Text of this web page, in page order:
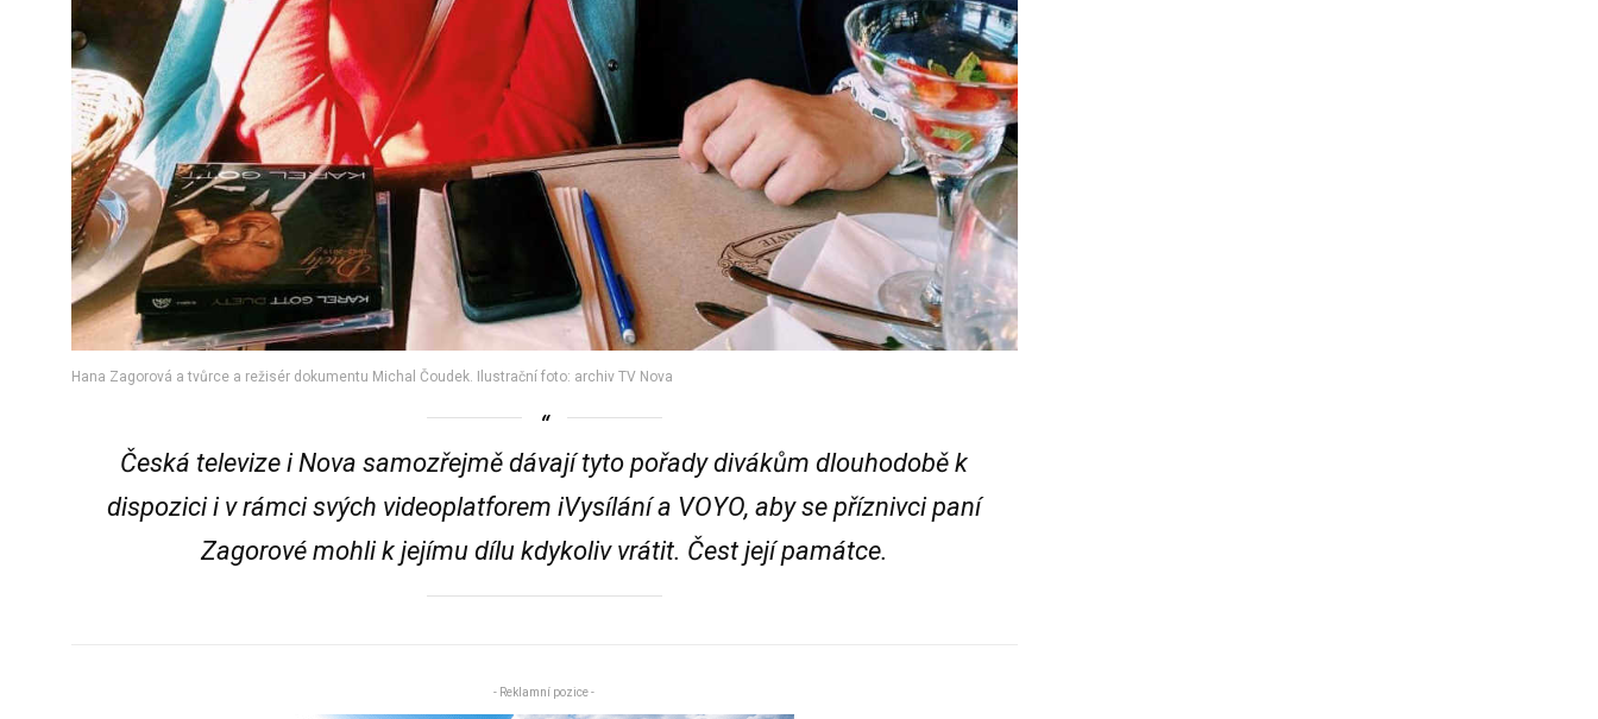
Hana Zagorová a tvůrce a režisér dokumentu Michal Čoudek. Ilustrační foto: archiv TV Nova
Česká televize i Nova samozřejmě dávají tyto pořady divákům dlouhodobě k
dispozici i v rámci svých videoplatforem iVysílání a VOYO, aby se příznivci paní
Zagorové mohli k jejímu dílu kdykoliv vrátit. Čest její památce.
- Reklamní pozice -